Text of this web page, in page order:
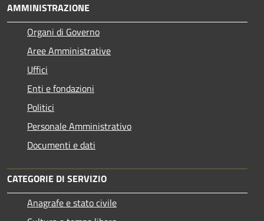
AMMINISTRAZIONE
Organi di Governo
Aree Amministrative
Uffici
Enti e fondazioni
Politici
Personale Amministrativo
Documenti e dati
CATEGORIE DI SERVIZIO
Anagrafe e stato civile